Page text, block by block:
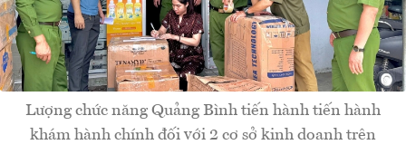
Lượng chức năng Quảng Bình tiến hành tiến hành
khám hành chính đối với 2 cơ sở kinh doanh trên